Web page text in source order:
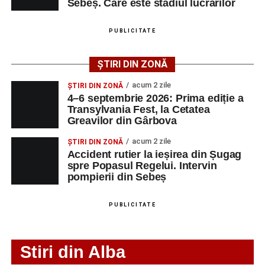
Ultimele știri din Sebeș
Femeie de 66 de ani, transportată în stare gravă la
strada Dorobanți din Sebeș
Accident pe strada Dorobanți din Sebeș: fermeie
de 66 de ani rănită grav, după ce a fost lovită de o
motocicletă
4–6 septembrie 2026: Prima ediție a Transylvania
Fest, la Cetatea Greavilor din Gârbova
Sebeș. Care este stadiul lucrărilor
PUBLICITATE
ȘTIRI DIN ZONĂ
ȘTIRI DIN ZONĂ acum 2 zile
4–6 septembrie 2026: Prima ediție a
Transylvania Fest, la Cetatea
Greavilor din Gârbova
ȘTIRI DIN ZONĂ acum 2 zile
Accident rutier la ieșirea din Șugag
spre Popasul Regelui. Intervin
pompierii din Sebeș
PUBLICITATE
Stiri din Alba